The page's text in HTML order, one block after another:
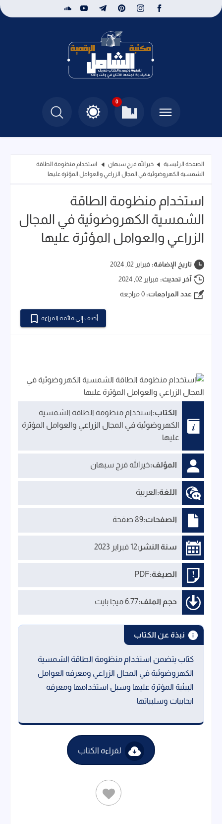
0
الصفحة الرئيسية خيرالله فرج سبهان
استخدام منظومة الطاقة
الشمسية الكهروضوئية في المجال الزراعي والعوامل المؤثرة عليها
استخدام منظومة الطاقة
الشمسية الكهروضوئية في المجال
الزراعي والعوامل المؤثرة عليها
تاريخ الإضافة: فبراير 02, 2024
آخر تحديث: فبراير 02, 2024
عدد المراجعات: 0 مراجعة
أضف إلى قائمة القراءة
الكتاب:استخدام منظومة الطاقة الشمسية
الكهروضوئية في المجال الزراعي والعوامل المؤثرة
عليها
المؤلف:خيرالله فرج سبهان
اللغة:العربية
الصفحات:89 صفحة
سنة النشر:12 فبراير 2023
الصيغة:PDF
حجم الملف:6.77 ميجا بايت
نبذة عن الكتاب
كتاب يتضمن استخدام منظومة الطاقة الشمسية
الكهروضوئية في المجال الزراعي ومعرفه العوامل
البيئية المؤثرة عليها وسبل استخدامها ومعرفه
ايحابيات وسلبياتها
لقراءه الكتاب